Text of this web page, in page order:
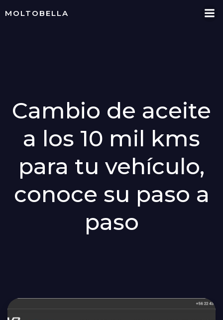
MOLTOBELLA
Cambio de aceite
a los 10 mil kms
para tu vehículo,
conoce su paso a
paso